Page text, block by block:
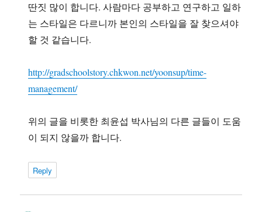
딴짓 많이 합니다. 사람마다 공부하고 연구하고 일하
는 스타일은 다르니까 본인의 스타일을 잘 찾으셔야
할 것 같습니다.
http://gradschoolstory.chkwon.net/yoonsup/time-
management/
위의 글을 비롯한 최윤섭 박사님의 다른 글들이 도움
이 되지 않을까 합니다.
Reply